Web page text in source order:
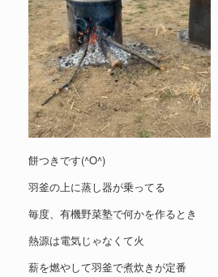
餅つきです(^O^)
羽釜の上に蒸し器が乗ってる
毎度、有機野菜塾で何かを作るとき
熱源は電気じゃなくて火
薪を燃やして羽釜で煮炊きが定番